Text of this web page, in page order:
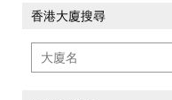
香港大廈搜尋